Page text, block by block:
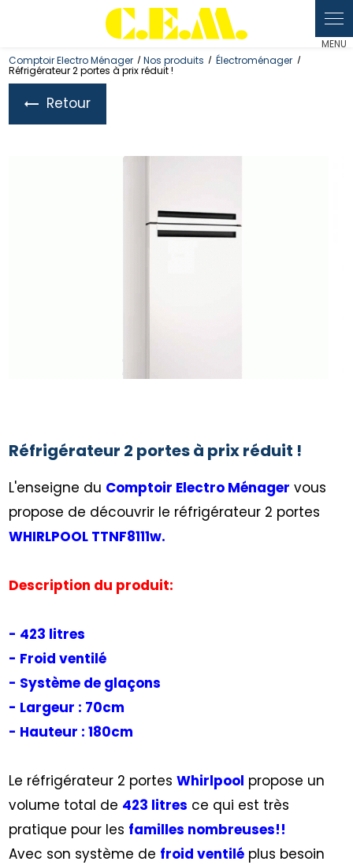
Comptoir Electro Ménager Nos produits Électroménager
Réfrigérateur 2 portes à prix réduit !
Retour
Réfrigérateur 2 portes à prix réduit !
L'enseigne du Comptoir Electro Ménager vous
propose de découvrir le réfrigérateur 2 portes
WHIRLPOOL TTNF8111w.
Description du produit:
- 423 litres
- Froid ventilé
- Système de glaçons
- Largeur : 70cm
- Hauteur : 180cm
Le réfrigérateur 2 portesWhirlpool propose un
volume total de 423 litres ce qui est très
pratique pour les familles nombreuses!!
Avec son système de froid ventilé plus besoin
Panneau de gestion des cookies